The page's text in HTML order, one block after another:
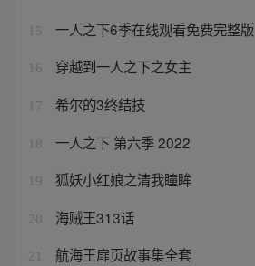
15 一人之下6季在线观看免费完整版
16 穿越到一人之下之女主
17 希尔的3终结技
18 一人之下 第六季 2022
19 狐妖小红娘之清我瞳眸
20 海贼王313话
21 航海王扉页故事集全套